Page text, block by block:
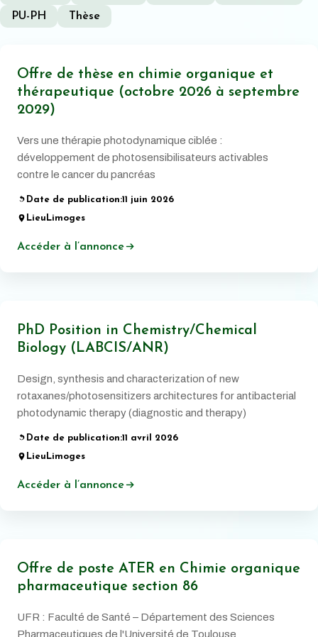
PU-PH
Thèse
Offre de thèse en chimie organique et
thérapeutique (octobre 2026 à septembre
2029)
Vers une thérapie photodynamique ciblée :
développement de photosensibilisateurs activables
contre le cancer du pancréas
Date de publication:11 juin 2026
Lieu Limoges
Accéder à l’annonce
PhD Position in Chemistry/Chemical
Biology (LABCIS/ANR)
Design, synthesis and characterization of new
rotaxanes/photosensitizers architectures for antibacterial
photodynamic therapy (diagnostic and therapy)
Date de publication:11 avril 2026
Lieu Limoges
Accéder à l’annonce
Offre de poste ATER en Chimie organique
pharmaceutique section 86
UFR : Faculté de Santé – Département des Sciences
Pharmaceutiques de l'Université de Toulouse